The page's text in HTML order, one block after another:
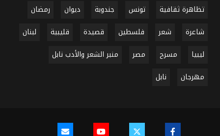
تظاهرة ثقافية
تونس جندوبة ديوان
رمضان
شاعرة
شعر فلسطين قصيدة قليبية
لبنان
ليبيا
مسرح مصر
منبر الشعر والأدب نابل
مهرجان
نابل